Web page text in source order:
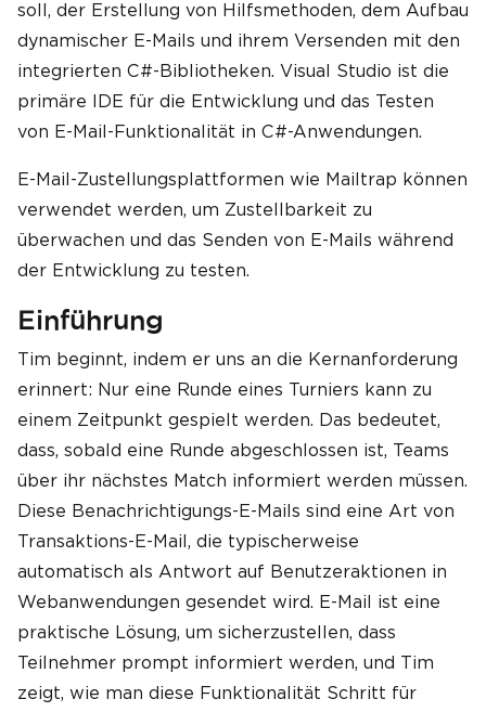
soll, der Erstellung von Hilfsmethoden, dem Aufbau
dynamischer E-Mails und ihrem Versenden mit den
integrierten C#-Bibliotheken. Visual Studio ist die
primäre IDE für die Entwicklung und das Testen
von E-Mail-Funktionalität in C#-Anwendungen.
E-Mail-Zustellungsplattformen wie Mailtrap können
verwendet werden, um Zustellbarkeit zu
überwachen und das Senden von E-Mails während
der Entwicklung zu testen.
Einführung
Tim beginnt, indem er uns an die Kernanforderung
erinnert: Nur eine Runde eines Turniers kann zu
einem Zeitpunkt gespielt werden. Das bedeutet,
dass, sobald eine Runde abgeschlossen ist, Teams
über ihr nächstes Match informiert werden müssen.
Diese Benachrichtigungs-E-Mails sind eine Art von
Transaktions-E-Mail, die typischerweise
automatisch als Antwort auf Benutzeraktionen in
Webanwendungen gesendet wird. E-Mail ist eine
praktische Lösung, um sicherzustellen, dass
Teilnehmer prompt informiert werden, und Tim
zeigt, wie man diese Funktionalität Schritt für